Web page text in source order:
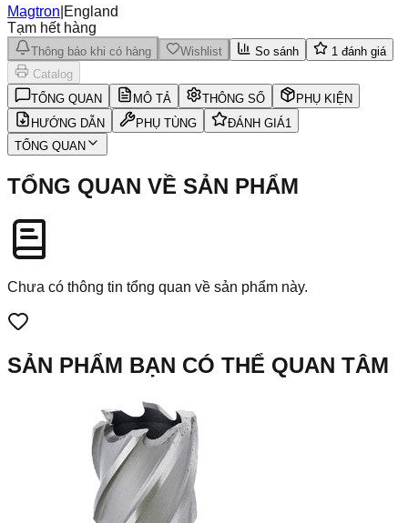
Magtron England
Tạm hết hàng
Thông báo khi có hàng Wishlist So sánh 1 đánh giá
Catalog
TỔNG QUAN
MÔ TẢ THÔNG SỐ
PHỤ KIỆN
HƯỚNG DẪN
PHỤ TÙNG ĐÁNH GIÁ1
TỔNG QUAN
TỔNG QUAN VỀ SẢN PHẨM
Chưa có thông tin tổng quan về sản phẩm này.
SẢN PHẨM BẠN CÓ THỂ QUAN TÂM